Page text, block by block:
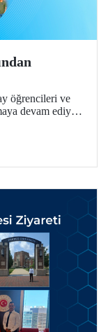
öğrencileri ve
devam ediyor.
devam